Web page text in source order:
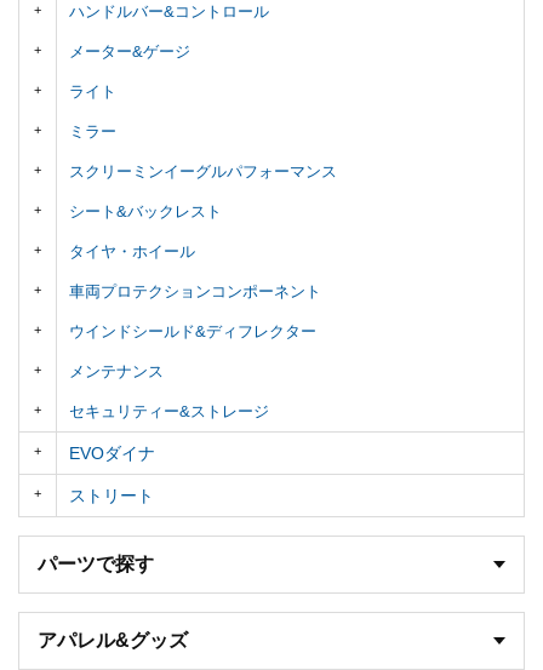
ハンドルバー&コントロール
メーター&ゲージ
ライト
ミラー
スクリーミンイーグルパフォーマンス
シート&バックレスト
タイヤ・ホイール
車両プロテクションコンポーネント
ウインドシールド&ディフレクター
メンテナンス
セキュリティー&ストレージ
EVOダイナ
ストリート
パーツで探す
アパレル&グッズ